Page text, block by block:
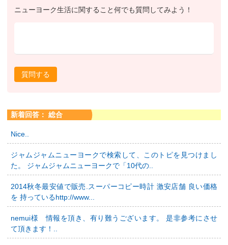
ニューヨーク生活に関すること何でも質問してみよう！
質問する
新着回答： 総合
Nice..
ジャムジャムニューヨークで検索して、このトピを見つけまし
た。 ジャムジャムニューヨークで「10代の..
2014秋冬最安値で販売.スーパーコピー時計 激安店舗 良い価格
を 持っているhttp://www...
nemui様 情報を頂き、有り難うございます。 是非参考にさせ
て頂きます！..